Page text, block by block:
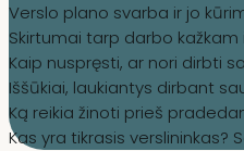
Verslo plano svarba ir jo
Skirtumai tarp darbo
Kaip nuspręsti, ar nori dirbti
Iššūkiai, laukiantys dirbant
Ką reikia žinoti prieš
Kas yra tikrasis verslininkas?